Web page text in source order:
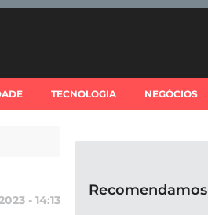
TECNOLOGIA NEGÓCIOS
- 14:13
Recomendamos